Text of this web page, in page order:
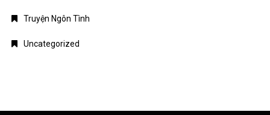
Truyện Ngôn Tình
Uncategorized